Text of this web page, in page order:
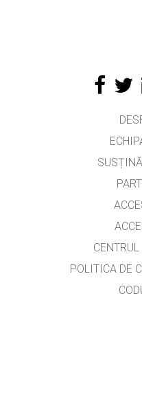
POLITICA DE